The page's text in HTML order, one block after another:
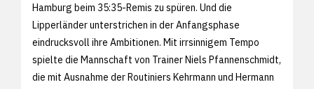
Hamburg beim 35:35-Remis zu spüren. Und die
Lipperländer unterstrichen in der Anfangsphase
eindrucksvoll ihre Ambitionen. Mit irrsinnigem Tempo
spielte die Mannschaft von Trainer Niels Pfannenschmidt,
die mit Ausnahme der Routiniers Kehrmann und Hermann